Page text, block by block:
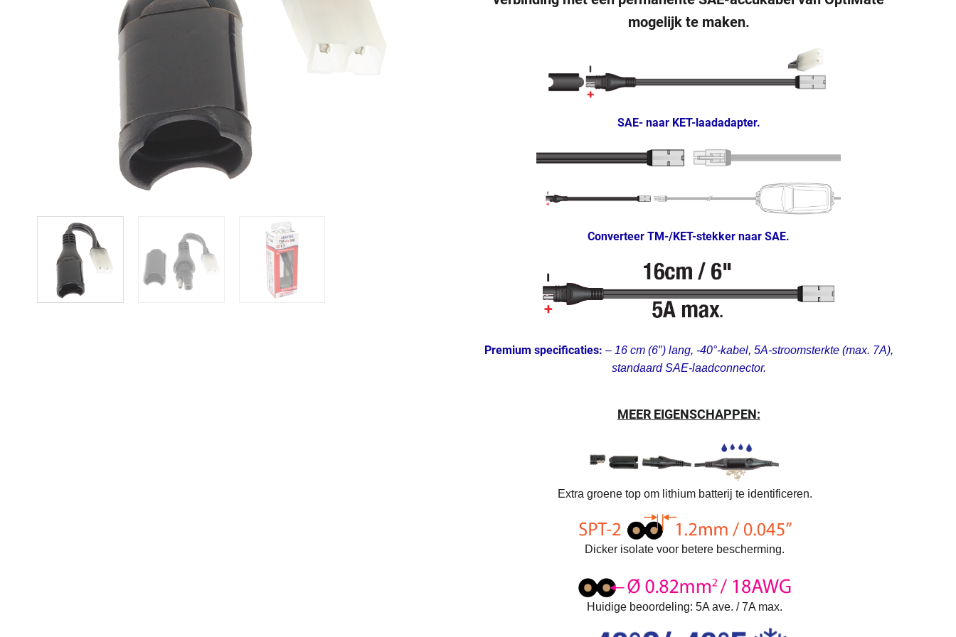
mogelijk te maken.
SAE- naar KET-laadadapter.
Converteer TM-/KET-stekker naar SAE.
Premium specificaties: – 16 cm (6″) lang, -40°-kabel, 5A-stroomsterkte (max. 7A),
standaard SAE-laadconnector.
MEER EIGENSCHAPPEN:
Extra groene top om lithium batterij te identificeren.
Dicker isolate voor betere bescherming.
Huidige beoordeling: 5A ave. / 7A max.